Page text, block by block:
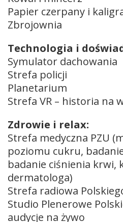
Papier czerpany i
Zbrojownia
Technologia i
Symulator dachowania
Strefa policji
Planetarium
Strefa VR – historia na
Zdrowie i relax:
Strefa medyczna PZU
poziomu cukru,
badanie ciśnienia krwi,
dermatologa)
Strefa radiowa
Studio Plenerowe
audycje na żywo